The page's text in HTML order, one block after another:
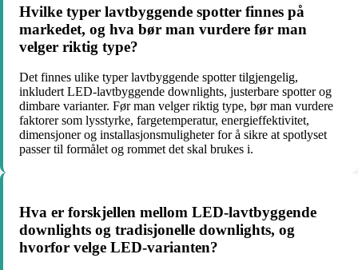
Hvilke typer lavtbyggende spotter finnes på
markedet, og hva bør man vurdere før man
velger riktig type?
Det finnes ulike typer lavtbyggende spotter tilgjengelig,
inkludert LED-lavtbyggende downlights, justerbare spotter og
dimbare varianter. Før man velger riktig type, bør man vurdere
faktorer som lysstyrke, fargetemperatur, energieffektivitet,
dimensjoner og installasjonsmuligheter for å sikre at spotlyset
passer til formålet og rommet det skal brukes i.
Hva er forskjellen mellom LED-lavtbyggende
downlights og tradisjonelle downlights, og
hvorfor velge LED-varianten?